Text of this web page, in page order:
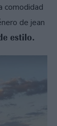
comodidad
de jean
estilo.